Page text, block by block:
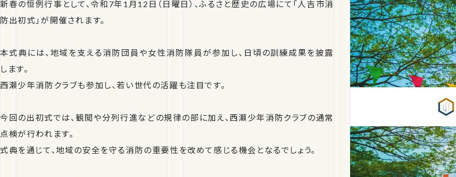
新春の恒例行事として、令和7年1月12日（日曜日）、ふるさと歴史の広場にて「人吉市消
防出初式」が開催されます。
本式典には、地域を支える消防団員や女性消防隊員が参加し、日頃の訓練成果を披露
します。
西瀬少年消防クラブも参加し、若い世代の活躍も注目です。
今回の出初式では、観閲や分列行進などの規律の部に加え、西瀬少年消防クラブの通常
点検が行われます。
式典を通じて、地域の安全を守る消防の重要性を改めて感じる機会となるでしょう。